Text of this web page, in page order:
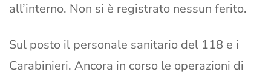
all’interno. Non si è registrato nessun ferito.
Sul posto il personale sanitario del 118 e i
Carabinieri. Ancora in corso le operazioni di